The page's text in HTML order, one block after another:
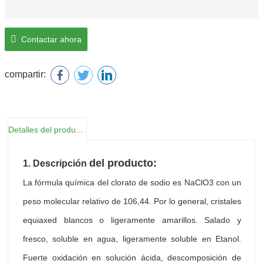
Contactar ahora
compartir:
1. Descripción del producto:
La fórmula química del clorato de sodio es NaClO3 con un
peso molecular relativo de 106,44. Por lo general, cristales
equiaxed blancos o ligeramente amarillos. Salado y
fresco, soluble en agua, ligeramente soluble en Etanol.
Fuerte oxidación en solución ácida, descomposición de